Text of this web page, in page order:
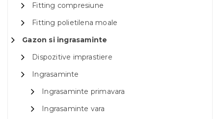
Fitting compresiune
Fitting polietilena moale
Gazon si ingrasaminte
Dispozitive imprastiere
Ingrasaminte
Ingrasaminte primavara
Ingrasaminte vara